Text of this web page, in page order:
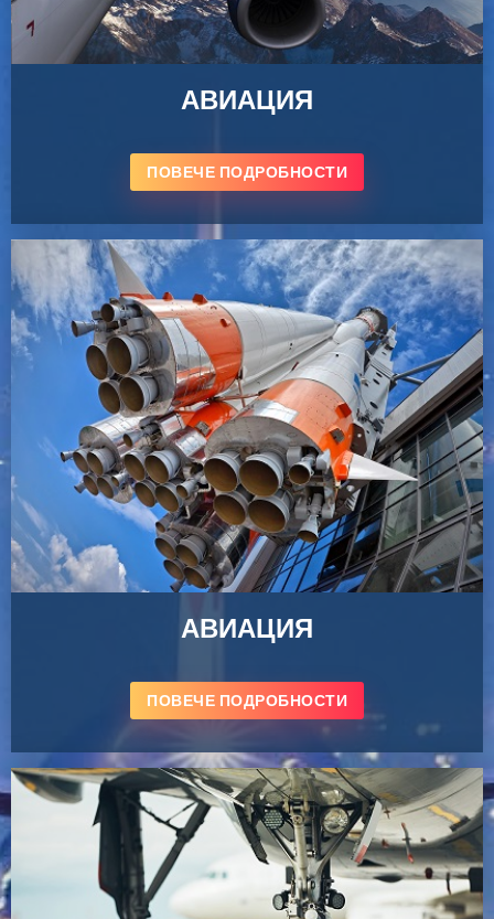
АВИАЦИЯ
ПОВЕЧЕ ПОДРОБНОСТИ
АВИАЦИЯ
ПОВЕЧЕ ПОДРОБНОСТИ